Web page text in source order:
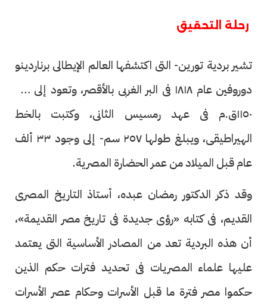
رحلة التحقيق
تشير بردية تورين- التى اكتشفها العالم الإيطالى برناردينو
دوروفين عام ١٨١٨ فى البر الغربى بالأقصر، وتعود إلى عام
١١٥٠ق.م فى عهد رمسيس الثانى، وكتبت بالخط
الهيراطيقى، ويبلغ طولها ٢٥٧ سم- إلى وجود ٣٣ ألف
عام قبل الميلاد من عمر الحضارة المصرية.
وقد ذكر الدكتور رمضان عبده، أستاذ التاريخ المصرى
القديم، فى كتابه «رؤى جديدة فى تاريخ مصر القديمة»،
أن هذه البردية تعد من المصادر الأساسية التى يعتمد
عليها علماء المصريات فى تحديد فترات حكم الذين
حكموا مصر فترة ما قبل الأسرات وحكام عصر الأسرات